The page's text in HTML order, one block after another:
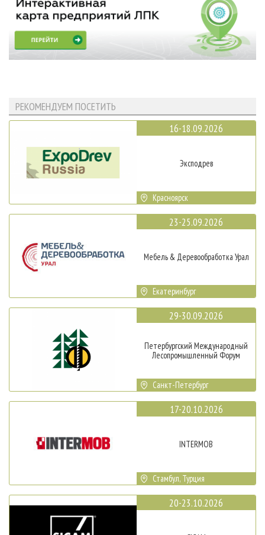
РЕКОМЕНДУЕМ ПОСЕТИТЬ
16-18.09.2026
Эксподрев
Красноярск
23-25.09.2026
Мебель & Деревообработка Урал
Екатеринбург
29-30.09.2026
Петербургский Международный
Лесопромышленный Форум
Санкт-Петербург
17-20.10.2026
INTERMOB
Стамбул, Турция
20-23.10.2026